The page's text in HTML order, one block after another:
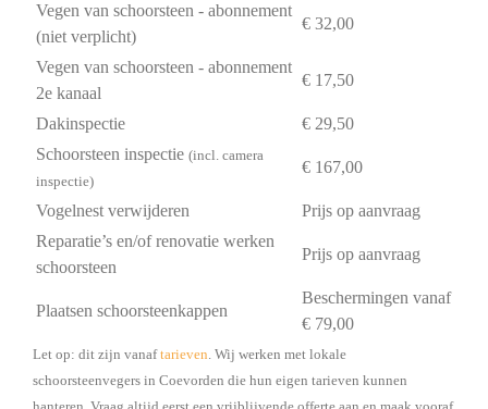
Vegen van schoorsteen - abonnement
(niet verplicht)
€ 32,00
Vegen van schoorsteen - abonnement
2e kanaal
€ 17,50
Dakinspectie
€ 29,50
Schoorsteen inspectie (incl. camera
inspectie)
€ 167,00
Vogelnest verwijderen
Prijs op aanvraag
Reparatie’s en/of renovatie werken
schoorsteen
Prijs op aanvraag
Plaatsen schoorsteenkappen
Beschermingen vanaf
€ 79,00
Let op: dit zijn vanaftarieven. Wij werken met lokale
schoorsteenvegers in Coevorden die hun eigen tarieven kunnen